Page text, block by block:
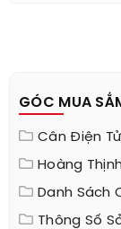
GÓC MUA
Cân Điện Tử
Hoàng
Danh Sách
Thông Số